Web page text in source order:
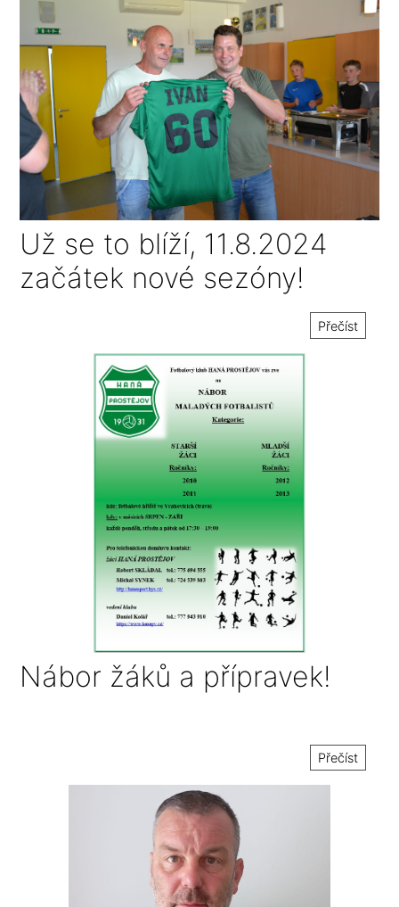
Už se to blíží, 11.8.2024
začátek nové sezóny!
Přečíst
Nábor žáků a přípravek!
Přečíst